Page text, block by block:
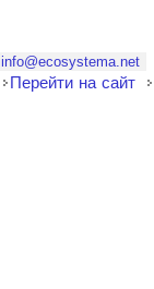
info@ecosystema.net
Перейти на сайт